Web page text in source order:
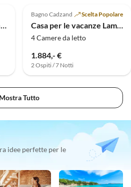
Bagno Cadzand Scelta Popolare
4 Camere da letto
1.884,- €
2 Ospiti / 7 Notti
Mostra Tutto
idee perfette per le